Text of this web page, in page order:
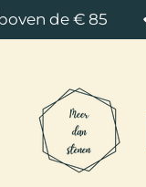
de € 85